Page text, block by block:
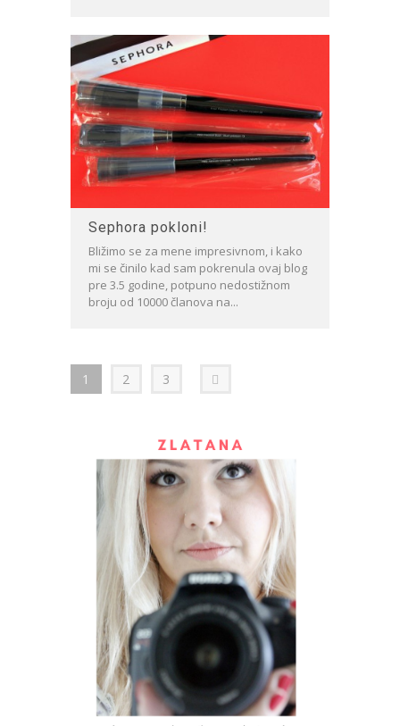
Sephora pokloni!
Bližimo se za mene impresivnom, i kako
mi se činilo kad sam pokrenula ovaj blog
pre 3.5 godine, potpuno nedostižnom
broju od 10000 članova na...
1 2 3